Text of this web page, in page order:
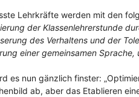
Lehrkräfte werden mit den
der Klassenlehrerstunde
des Verhaltens und der
einer gemeinsamen
es nun gänzlich finster:
ab, aber das Etablieren